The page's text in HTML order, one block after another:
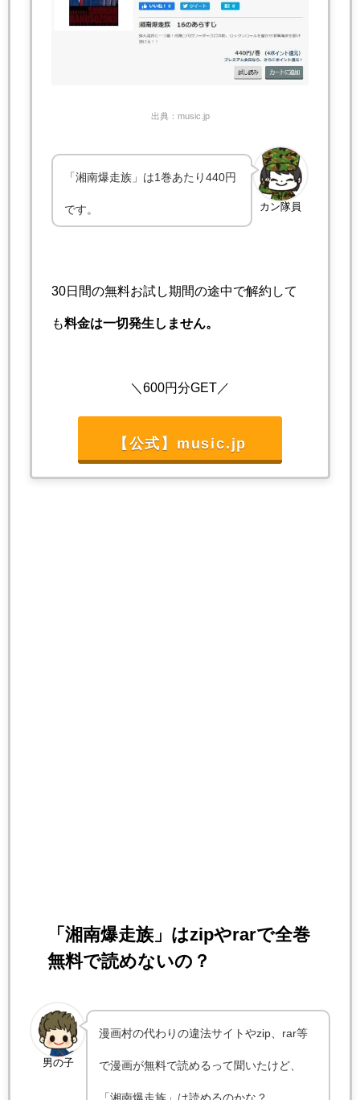
出典：music.jp
カン隊員
「湘南爆走族」は1巻あたり440円
です。
30日間の無料お試し期間の途中で解約して
も料金は一切発生しません。
＼600円分GET／
【公式】music.jp
「湘南爆走族」はzipやrarで全巻
無料で読めないの？
男の子
漫画村の代わりの違法サイトやzip、rar等
で漫画が無料で読めるって聞いたけど、
「湘南爆走族」は読めるのかな？